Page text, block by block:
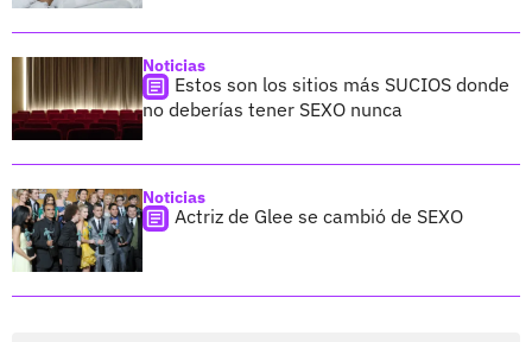
Noticias
Estos son los sitios más SUCIOS donde
no deberías tener SEXO nunca
Noticias
Actriz de Glee se cambió de SEXO